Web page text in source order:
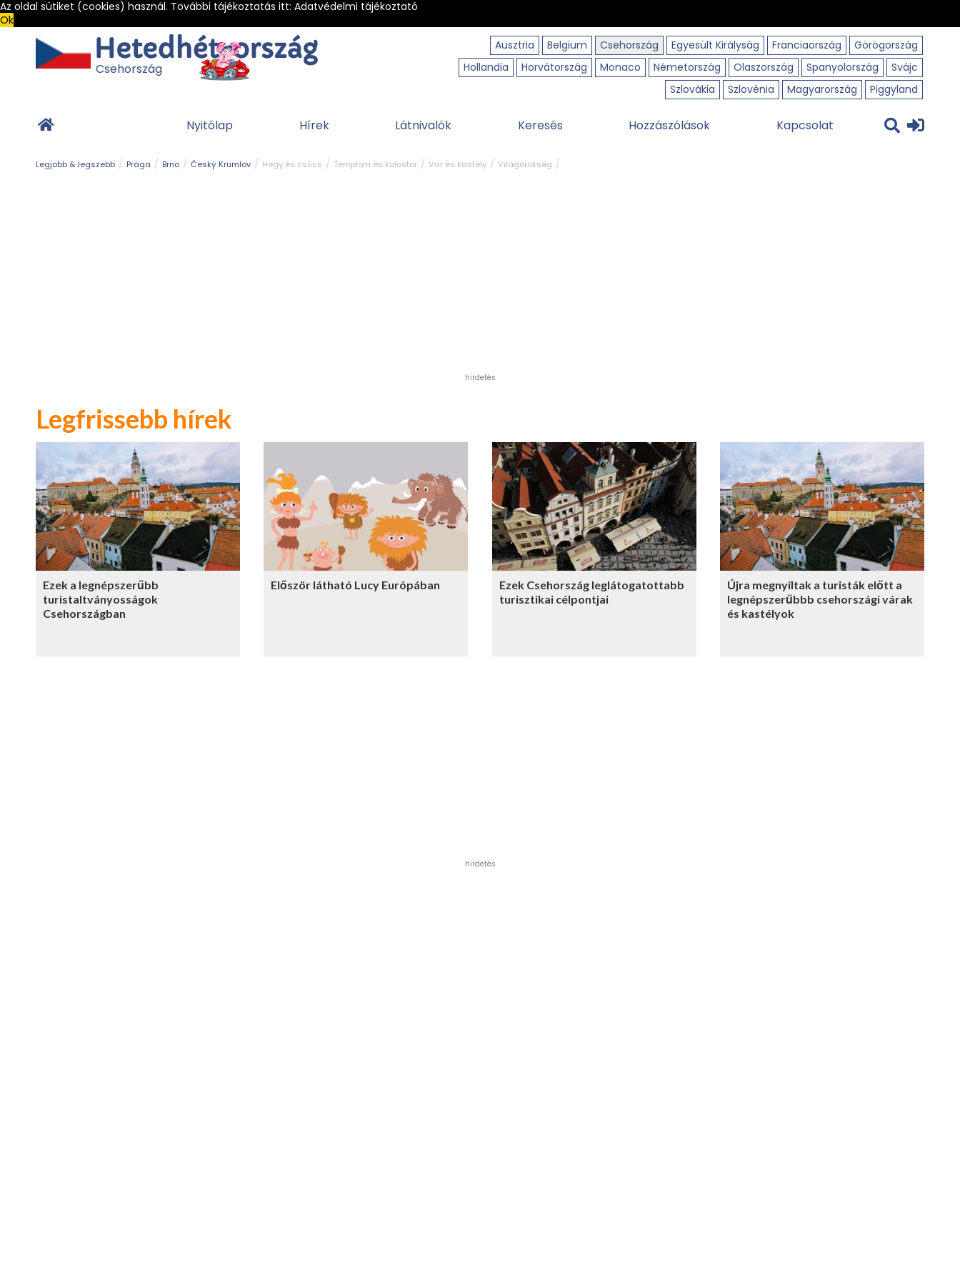
Az oldal sütiket (cookies) használ. További tájékoztatás itt: Adatvédelmi tájékoztató
Ok
Ausztria
Belgium Csehország Egyesült Királyság Franciaország
Görögország
Hollandia
Horvátország Monaco Németország Olaszország Spanyolország
Svájc
Szlovákia
Szlovénia Magyarország Piggyland
Csehország
Nyitólap Hírek Látnivalók Keresés Hozzászólások Kapcsolat
Legjobb & legszebb Prága Brno Český Krumlov Hegy és csúcs Templom és kolostor Vár és kastély Világörökség
hirdetés
Legfrissebb hírek
Ezek a legnépszerűbb
turistaltványosságok
Csehországban
Először látható Lucy Európában
Ezek Csehország leglátogatottabb
turisztikai célpontjai
Újra megnyíltak a turisták előtt a
legnépszerűbbb csehországi várak
és kastélyok
hirdetés